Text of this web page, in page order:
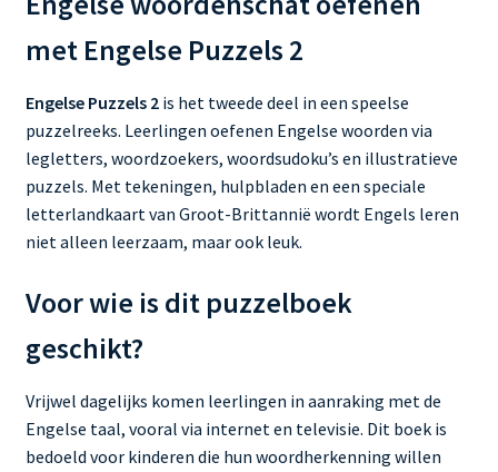
met Engelse Puzzels 2
Engelse Puzzels 2is het tweede deel in een speelse
puzzelreeks. Leerlingen oefenen Engelse woorden via
legletters, woordzoekers, woordsudoku’s en illustratieve
puzzels. Met tekeningen, hulpbladen en een speciale
letterlandkaart van Groot-Brittannië wordt Engels leren
niet alleen leerzaam, maar ook leuk.
Voor wie is dit puzzelboek
geschikt?
Vrijwel dagelijks komen leerlingen in aanraking met de
Engelse taal, vooral via internet en televisie. Dit boek is
bedoeld voor kinderen die hun woordherkenning willen